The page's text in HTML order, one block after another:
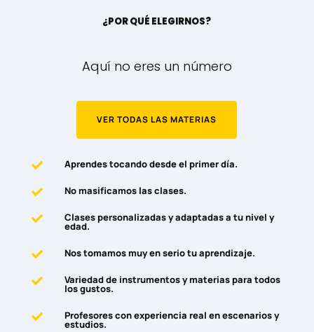
¿POR QUÉ ELEGIRNOS?
Aquí no eres un número
VER TODAS LAS MATERIAS
 Aprendes tocando desde el primer día.
 No masificamos las clases.
 Clases personalizadas y adaptadas a tu nivel y
edad.
 Nos tomamos muy en serio tu aprendizaje.
 Variedad de instrumentos y materias para todos
los gustos.
 Profesores con experiencia real en escenarios y
estudios.